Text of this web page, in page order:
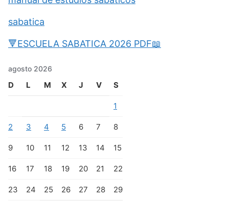
sabatica
🔻ESCUELA SABATICA 2026 PDF📖
agosto 2026
D L M X J V S
1
2 3 4 5 6 7 8
9 10 11 12 13 14 15
16 17 18 19 20 21 22
23 24 25 26 27 28 29